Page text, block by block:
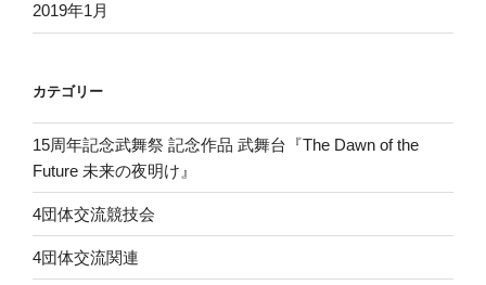
2019年1月
カテゴリー
15周年記念武舞祭 記念作品 武舞台『The Dawn of the
Future 未来の夜明け』
4団体交流競技会
4団体交流関連